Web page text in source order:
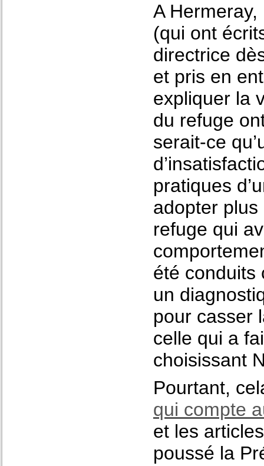
A Hermeray,
(qui ont
directrice
et pris en
expliquer la
du refuge
serait-ce
pratiques
adopter
refuge qui
été conduits
un
pour casser
celle qui a
choisissant
Pourtant,
qui compte
et les
poussé la